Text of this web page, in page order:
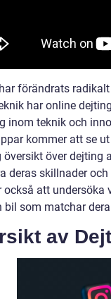
förändrats
har online
inom teknik och
kommer att se
över dejting
deras skillnader
också att undersöka
bil som matchar
av